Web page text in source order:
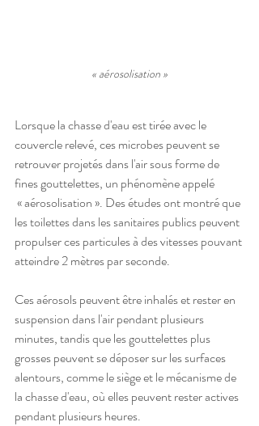
« aérosolisation »
Lorsque la chasse d'eau est tirée avec le
couvercle relevé, ces microbes peuvent se
retrouver projetés dans l'air sous forme de
fines gouttelettes, un phénomène appelé
les toilettes dans les sanitaires publics peuvent
propulser ces particules à des vitesses pouvant
atteindre 2 mètres par seconde.
Ces aérosols peuvent être inhalés et rester en
suspension dans l'air pendant plusieurs
minutes, tandis que les gouttelettes plus
grosses peuvent se déposer sur les surfaces
alentours, comme le siège et le mécanisme de
la chasse d'eau, où elles peuvent rester actives
pendant plusieurs heures.